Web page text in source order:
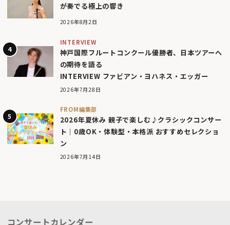
が奏でる極上の響き
2026年8月2日
INTERVIEW
神戸国際フルートコンクール優勝者、日本ツアーへ
の期待を語る
INTERVIEW ファビアン・ヨハネス・エッガー
2026年7月28日
FROM編集部
2026年夏休み 親子で楽しむ♪クラシックコンサー
ト｜0歳OK・体験型・本格派 おすすめセレクショ
ン
2026年7月14日
コンサートカレンダー